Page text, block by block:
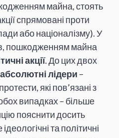
майна, стоять
спрямовані проти
або націоналізму). У
пошкодженням майна
акції. До цих двох
абсолютні лідери –
які пов’язані з
випадках – більше
пояснити досить
та політичні